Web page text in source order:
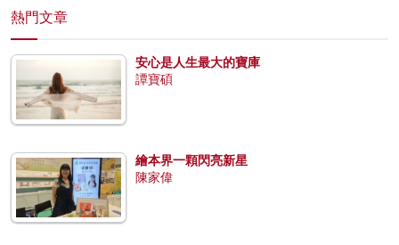
熱門文章
安心是人生最大的寶庫
譚寶碩
繪本界一顆閃亮新星
陳家偉